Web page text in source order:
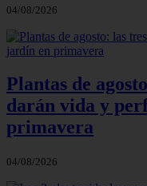
04/08/2026
Plantas de
darán vida y
primavera
04/08/2026